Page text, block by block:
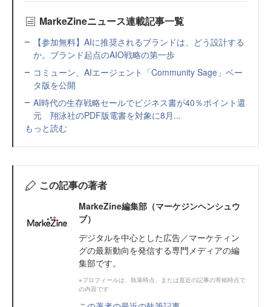
MarkeZineニュース連載記事一覧
【参加無料】AIに推奨されるブランドは、どう設計する
か。ブランド起点のAIO戦略の第一歩
コミューン、AIエージェント「Community Sage」ベー
タ版を公開
AI時代の生存戦略セールでビジネス書が40％ポイント還
元 翔泳社のPDF版電書を対象に8月...
もっと読む
この記事の著者
MarkeZine編集部（マーケジンヘンシュウ
ブ）
デジタルを中心とした広告／マーケティン
グの最新動向を発信する専門メディアの編
集部です。
※プロフィールは、執筆時点、または直近の記事の寄稿時点で
の内容です